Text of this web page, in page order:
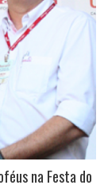
na Festa do